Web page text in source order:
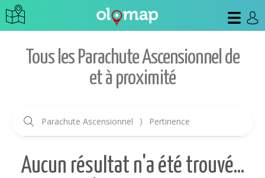
Tous les Parachute Ascensionnel de
et à proximité
Parachute Ascensionnel ⟩ Pertinence
Aucun résultat n'a été trouvé...